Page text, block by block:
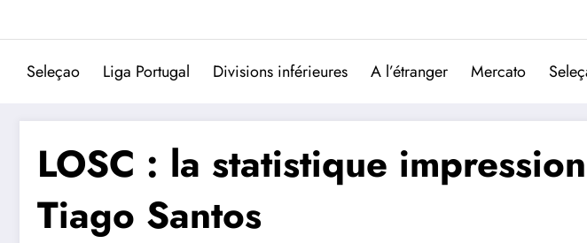
Seleçao Liga Portugal Divisions inférieures A l’étranger Mercato
LOSC : la statistique
Tiago Santos